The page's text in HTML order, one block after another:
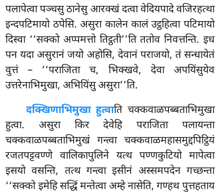
पलापेत्वा पञ्चसु ठानेसु आरक्खं दत्वा वेदियपादे वजिरहत्था
इन्दपटिमायो ठपेसि. असुरा कालेन कालं उट्ठहित्वा पटिमायो
दिस्वा ‘‘सक्को अप्पमत्तो तिट्ठती’’ति ततोव निवत्तन्ति. इध
पन यदा असुरानं जयो अहोसि, देवानं पराजयो, तं सन्धायेतं
वुत्तं – ‘‘पराजिता च, भिक्खवे, देवा अपयिंसुयेव
उत्तरेनाभिमुखा, अभियिंसु असुरा’’ति.
दक्खिणाभिमुखा हुत्वाति चक्कवाळपब्बताभिमुखा
हुत्वा. असुरा किर देवेहि पराजिता पलायन्ता
चक्कवाळपब्बताभिमुखं गन्त्वा चक्कवाळमहासमुद्दपिट्ठियं
रजतपट्टवण्णे वालिकापुलिने यत्थ पण्णकुटियो मापेत्वा
इसयो वसन्ति, तत्थ गन्त्वा इसीनं अस्समपदेन गच्छन्ता
‘‘सक्को इमेहि सद्धिं मन्तेत्वा अम्हे नासेति, गण्हथ पुत्तहताय